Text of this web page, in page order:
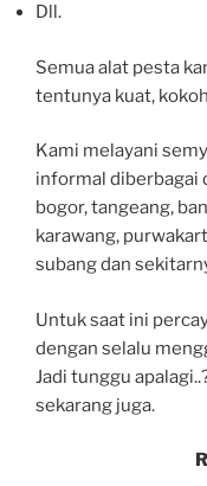
Dll.
Semua alat pesta
tentunya kuat,
Kami melayani
informal diberbagai
bogor, tangeang,
karawang,
subang dan
Untuk saat ini
dengan selalu
Jadi tunggu
sekarang juga.